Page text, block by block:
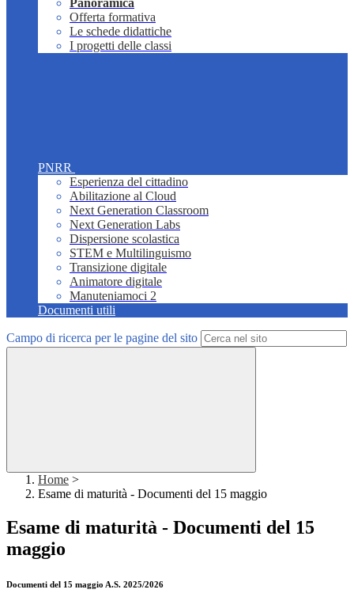
Panoramica
Offerta formativa
Le schede didattiche
I progetti delle classi
PNRR
Esperienza del cittadino
Abilitazione al Cloud
Next Generation Classroom
Next Generation Labs
Dispersione scolastica
STEM e Multilinguismo
Transizione digitale
Animatore digitale
Manuteniamoci 2
Documenti utili
Campo di ricerca per le pagine del sito
Home >
Esame di maturità - Documenti del 15 maggio
Esame di maturità - Documenti del 15
maggio
Documenti del 15 maggio A.S. 2025/2026